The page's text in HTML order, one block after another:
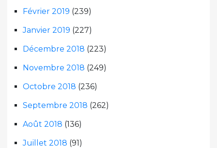
Février 2019 (239)
Janvier 2019 (227)
Décembre 2018 (223)
Novembre 2018 (249)
Octobre 2018 (236)
Septembre 2018 (262)
Août 2018 (136)
Juillet 2018 (91)